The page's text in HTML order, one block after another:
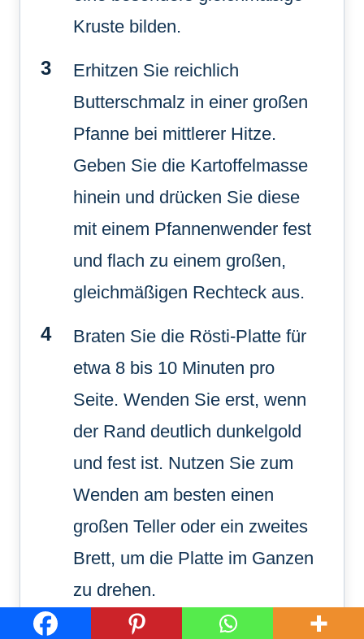
Kruste bilden.
Erhitzen Sie reichlich
Butterschmalz in einer großen
Pfanne bei mittlerer Hitze.
Geben Sie die Kartoffelmasse
hinein und drücken Sie diese
mit einem Pfannenwender fest
und flach zu einem großen,
gleichmäßigen Rechteck aus.
Braten Sie die Rösti-Platte für
etwa 8 bis 10 Minuten pro
Seite. Wenden Sie erst, wenn
der Rand deutlich dunkelgold
und fest ist. Nutzen Sie zum
Wenden am besten einen
großen Teller oder ein zweites
Brett, um die Platte im Ganzen
zu drehen.
Nehmen Sie die Rösti-Platte